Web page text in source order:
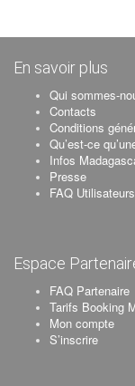
En savoir plus
Qui sommes-
Contacts
Conditions
Qu’est-ce
Infos
Presse
FAQ Utilisateurs
Espace
FAQ Partenaire
Tarifs Booking
Mon compte
S’inscrire